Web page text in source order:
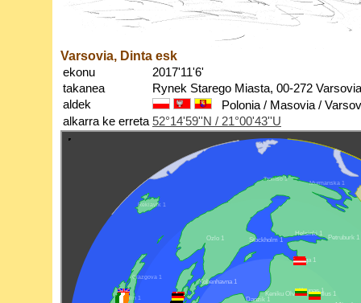
Varsovia, Dinta esk
ekonu
2017'11'6'
takanea
Rynek Starego Miasta, 00-272 Varsovia
aldek
Polonia / Masovia /
alkarra ke erreta 52°14'59''N / 21°00'43''U